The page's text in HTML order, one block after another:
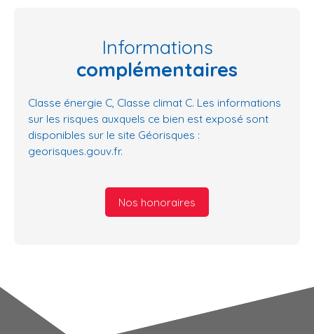
Informations
complémentaires
Classe énergie C, Classe climat C. Les informations
sur les risques auxquels ce bien est exposé sont
disponibles sur le site Géorisques :
georisques.gouv.fr.
Nos honoraires